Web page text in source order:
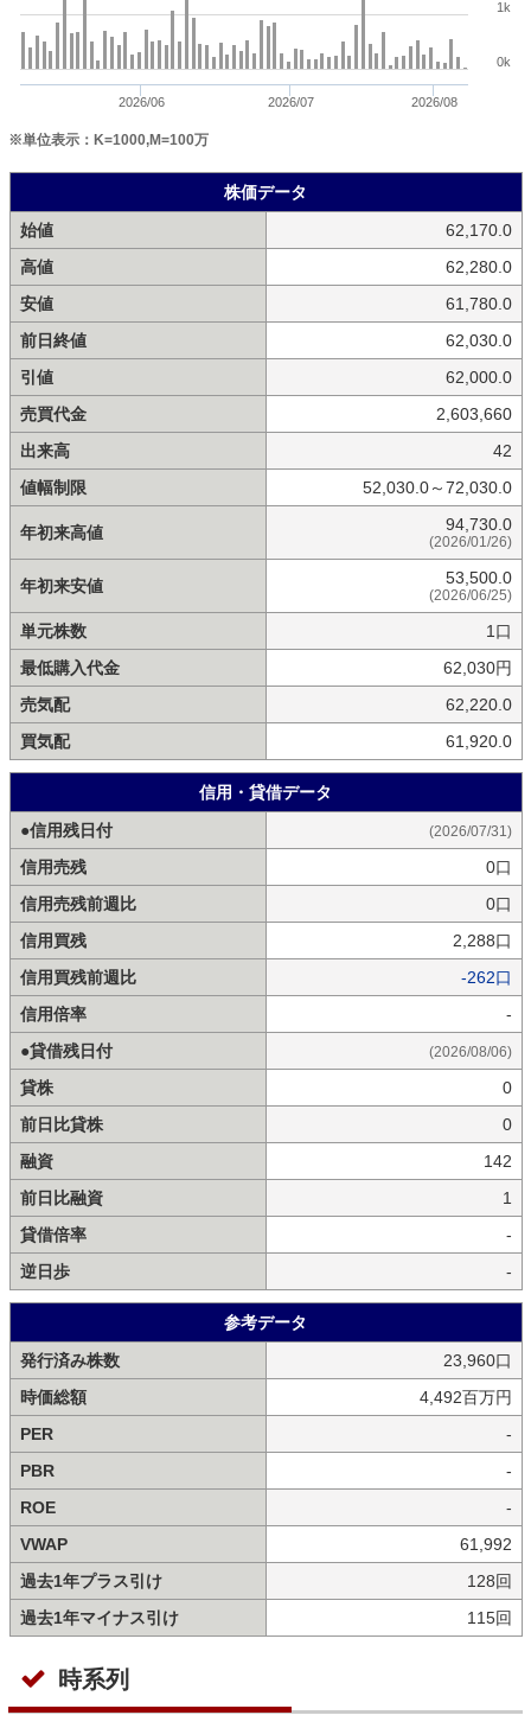
2026/06 2026/07 2026/08
0k
1k
※単位表示：K=1000,M=100万
株価データ
始値
62,170.0
高値
62,280.0
安値
61,780.0
前日終値
62,030.0
引値
62,000.0
売買代金
2,603,660
出来高
42
値幅制限
52,030.0～72,030.0
年初来高値 94,730.0
(2026/01/26)
年初来安値 53,500.0
(2026/06/25)
単元株数
1口
最低購入代金
62,030円
売気配
62,220.0
買気配
61,920.0
信用・貸借データ
●信用残日付
(2026/07/31)
信用売残
0口
信用売残前週比
0口
信用買残
2,288口
信用買残前週比
-262口
信用倍率
-
●貸借残日付
(2026/08/06)
貸株
0
前日比貸株
0
融資
142
前日比融資
1
貸借倍率
-
逆日歩
-
参考データ
発行済み株数
23,960口
時価総額
4,492百万円
PER
-
PBR
-
ROE
-
VWAP
61,992
過去1年プラス引け
128回
過去1年マイナス引け
115回
時系列